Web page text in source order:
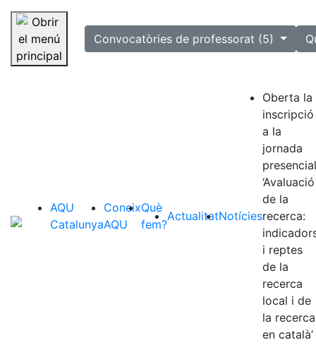
Saltar la navegació
selectedConvocatòries de professorat (5)
AQU
Catalunya
Coneix
AQU
Què
fem?
ActualitatNotícies
Oberta la
inscripció
a la
jornada
presencial
‘Avaluació
de la
recerca:
i reptes
de la
recerca
local i de
la recerca
en català’